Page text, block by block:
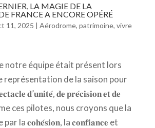
LA MAGIE DE LA
FRANCE A ENCORE OPÉRÉ
11, 2025 | Aérodrome, patrimoine, vivre
notre équipe était présent lors
représentation de la saison pour
𝐝’𝐮𝐧𝐢𝐭𝐞́, 𝐝𝐞 𝐩𝐫𝐞́𝐜𝐢𝐬𝐢𝐨𝐧 𝐞𝐭 𝐝𝐞
ces pilotes, nous croyons que la
la 𝐜𝐨𝐡𝐞́𝐬𝐢𝐨𝐧, la 𝐜𝐨𝐧𝐟𝐢𝐚𝐧𝐜𝐞 et